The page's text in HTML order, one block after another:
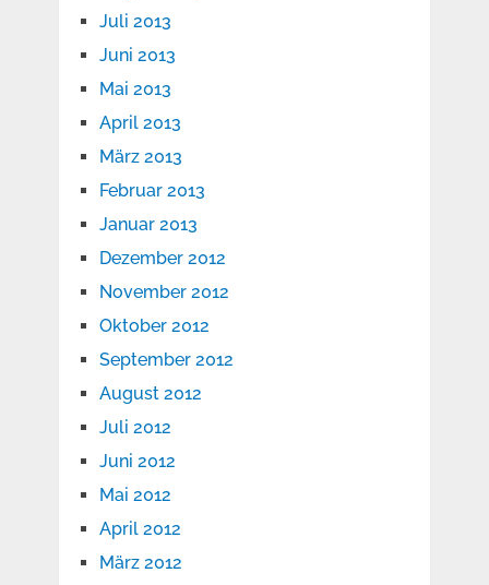
Juli 2013
Juni 2013
Mai 2013
April 2013
März 2013
Februar 2013
Januar 2013
Dezember 2012
November 2012
Oktober 2012
September 2012
August 2012
Juli 2012
Juni 2012
Mai 2012
April 2012
März 2012